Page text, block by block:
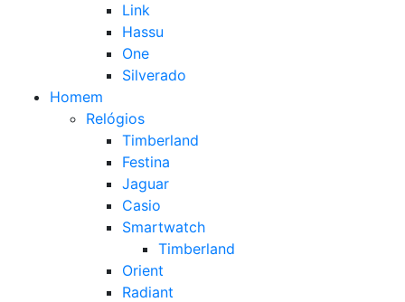
Link
Hassu
One
Silverado
Homem
Relógios
Timberland
Festina
Jaguar
Casio
Smartwatch
Timberland
Orient
Radiant